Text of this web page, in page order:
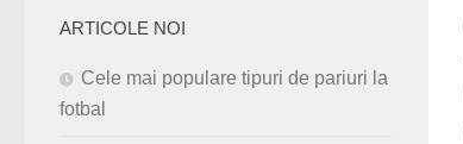
ARTICOLE NOI
Cele mai populare tipuri de pariuri la
fotbal